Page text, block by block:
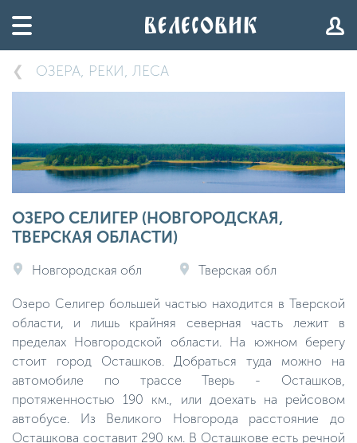
ОЗЕРА, РЕКИ, ЛЕСА
ОЗЕРО СЕЛИГЕР (НОВГОРОДСКАЯ,
ТВЕРСКАЯ ОБЛАСТИ)
Новгородская обл Тверская обл
Озеро Селигер большей частью находится в Тверской
области, и лишь крайняя северная часть лежит в
пределах Новгородской области. На южном берегу
стоит город Осташков. Добраться туда можно на
автомобиле по трассе Тверь - Осташков,
протяженностью 190 км., или доехать на рейсовом
автобусе. Из Великого Новгорода расстояние до
Осташкова составит 290 км. В Осташкове есть речной